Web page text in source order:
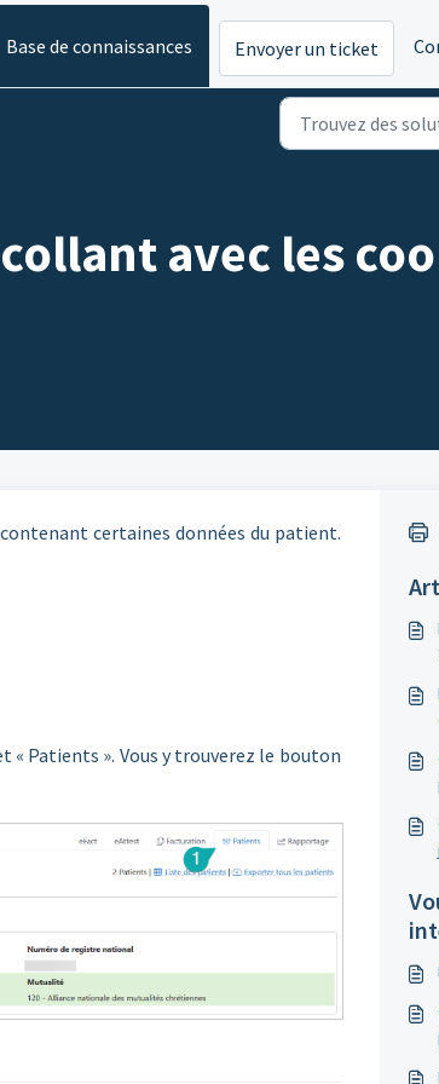
Base de connaissances Envoyer un ticket
avec les
certaines données du patient.
Patients ». Vous y trouverez le bouton